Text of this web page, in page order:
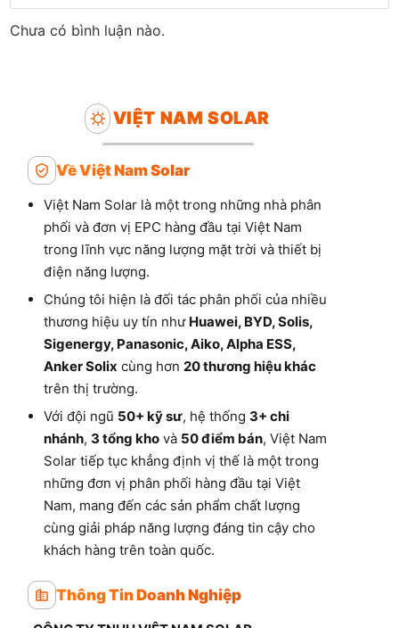
Chưa có bình luận nào.
VIỆT NAM SOLAR
Về Việt Nam Solar
Việt Nam Solar là một trong những nhà phân
phối và đơn vị EPC hàng đầu tại Việt Nam
trong lĩnh vực năng lượng mặt trời và thiết bị
điện năng lượng.
Chúng tôi hiện là đối tác phân phối của nhiều
thương hiệu uy tín như Huawei, BYD, Solis,
Sigenergy, Panasonic, Aiko, Alpha ESS,
Anker Solix cùng hơn 20 thương hiệu khác
trên thị trường.
Với đội ngũ 50+ kỹ sư, hệ thống 3+ chi
nhánh, 3 tổng kho và 50 điểm bán, Việt Nam
Solar tiếp tục khẳng định vị thế là một trong
những đơn vị phân phối hàng đầu tại Việt
Nam, mang đến các sản phẩm chất lượng
cùng giải pháp năng lượng đáng tin cậy cho
khách hàng trên toàn quốc.
Thông Tin Doanh Nghiệp